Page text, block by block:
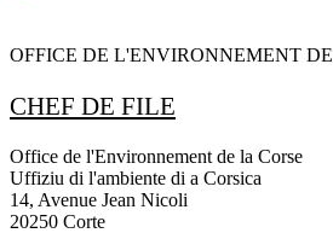
OFFICE DE L'ENVIRONNEMENT
CHEF DE FILE
Office de l'Environnement de la Corse
Uffiziu di l'ambiente di a Corsica
14, Avenue Jean Nicoli
20250 Corte